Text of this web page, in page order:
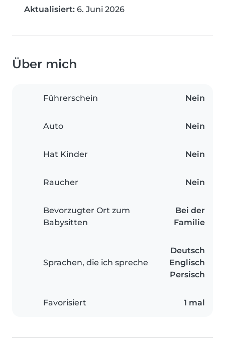
Aktualisiert: 6. Juni 2026
Über mich
Führerschein Nein
Auto Nein
Hat Kinder Nein
Raucher Nein
Bevorzugter Ort zum
Babysitten
Bei der
Familie
Sprachen, die ich spreche
Deutsch
Englisch
Persisch
Favorisiert 1 mal